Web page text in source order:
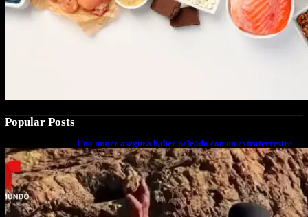
Popular Posts
Una mujer asegura haber peleado con un extraterrestre
cuerpo a cuerpo